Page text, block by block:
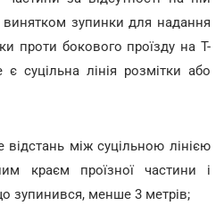
винятком зупинки для надання
проти бокового проїзду на Т-
є суцільна лінія розмітки або
відстань між суцільною лінією
краєм проїзної частини і
зупинився, менше 3 метрів;